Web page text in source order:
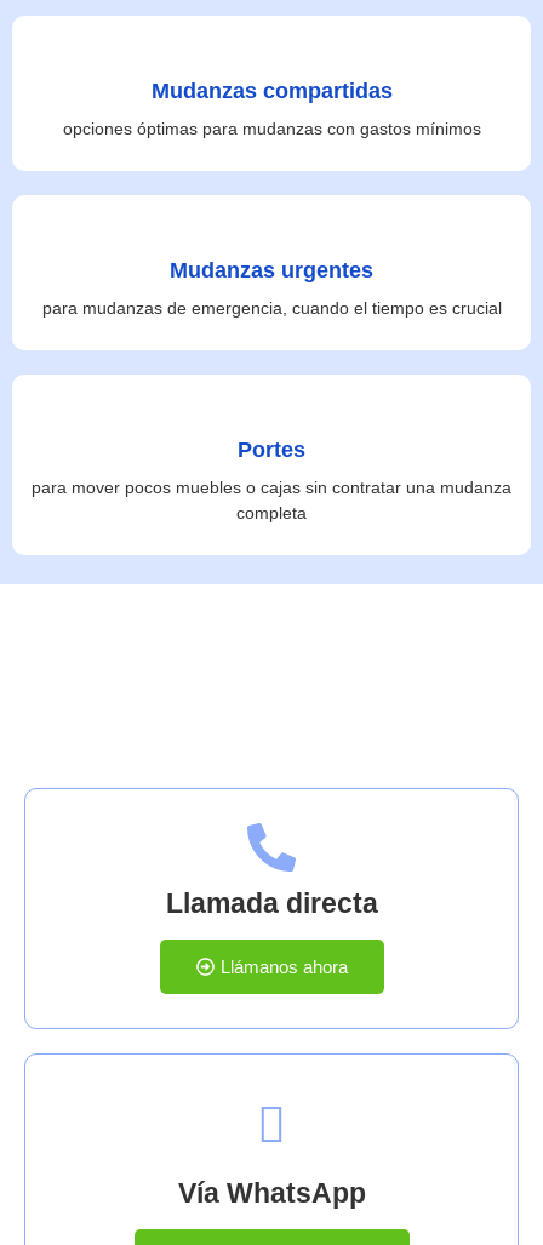
Mudanzas compartidas
opciones óptimas para mudanzas con gastos mínimos
Mudanzas urgentes
para mudanzas de emergencia, cuando el tiempo es crucial
Portes
para mover pocos muebles o cajas sin contratar una mudanza
completa
Llamada directa
Llámanos ahora
Vía WhatsApp